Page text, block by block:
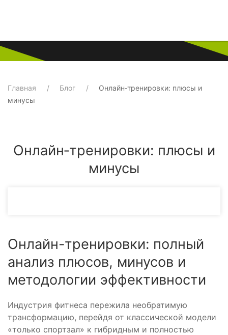
Главная Блог
Онлайн‑тренировки: плюсы и
минусы
Онлайн‑тренировки: плюсы и
минусы
Онлайн-тренировки: полный
анализ плюсов, минусов и
методологии эффективности
Индустрия фитнеса пережила необратимую
трансформацию, перейдя от классической модели
«только спортзал» к гибридным и полностью